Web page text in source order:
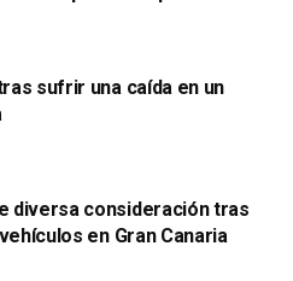
sufrir una caída en un
diversa consideración tras
en Gran Canaria